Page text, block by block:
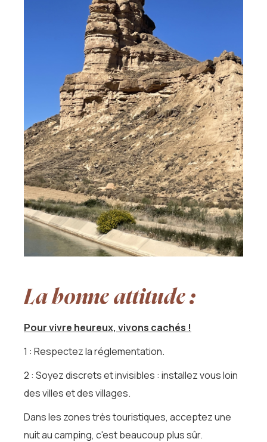
La bonne attitude :
Pour vivre heureux, vivons cachés !
1 : Respectez la réglementation.
2 : Soyez discrets et invisibles : installez vous loin
des villes et des villages.
Dans les zones très touristiques, acceptez une
nuit au camping, c'est beaucoup plus sûr.